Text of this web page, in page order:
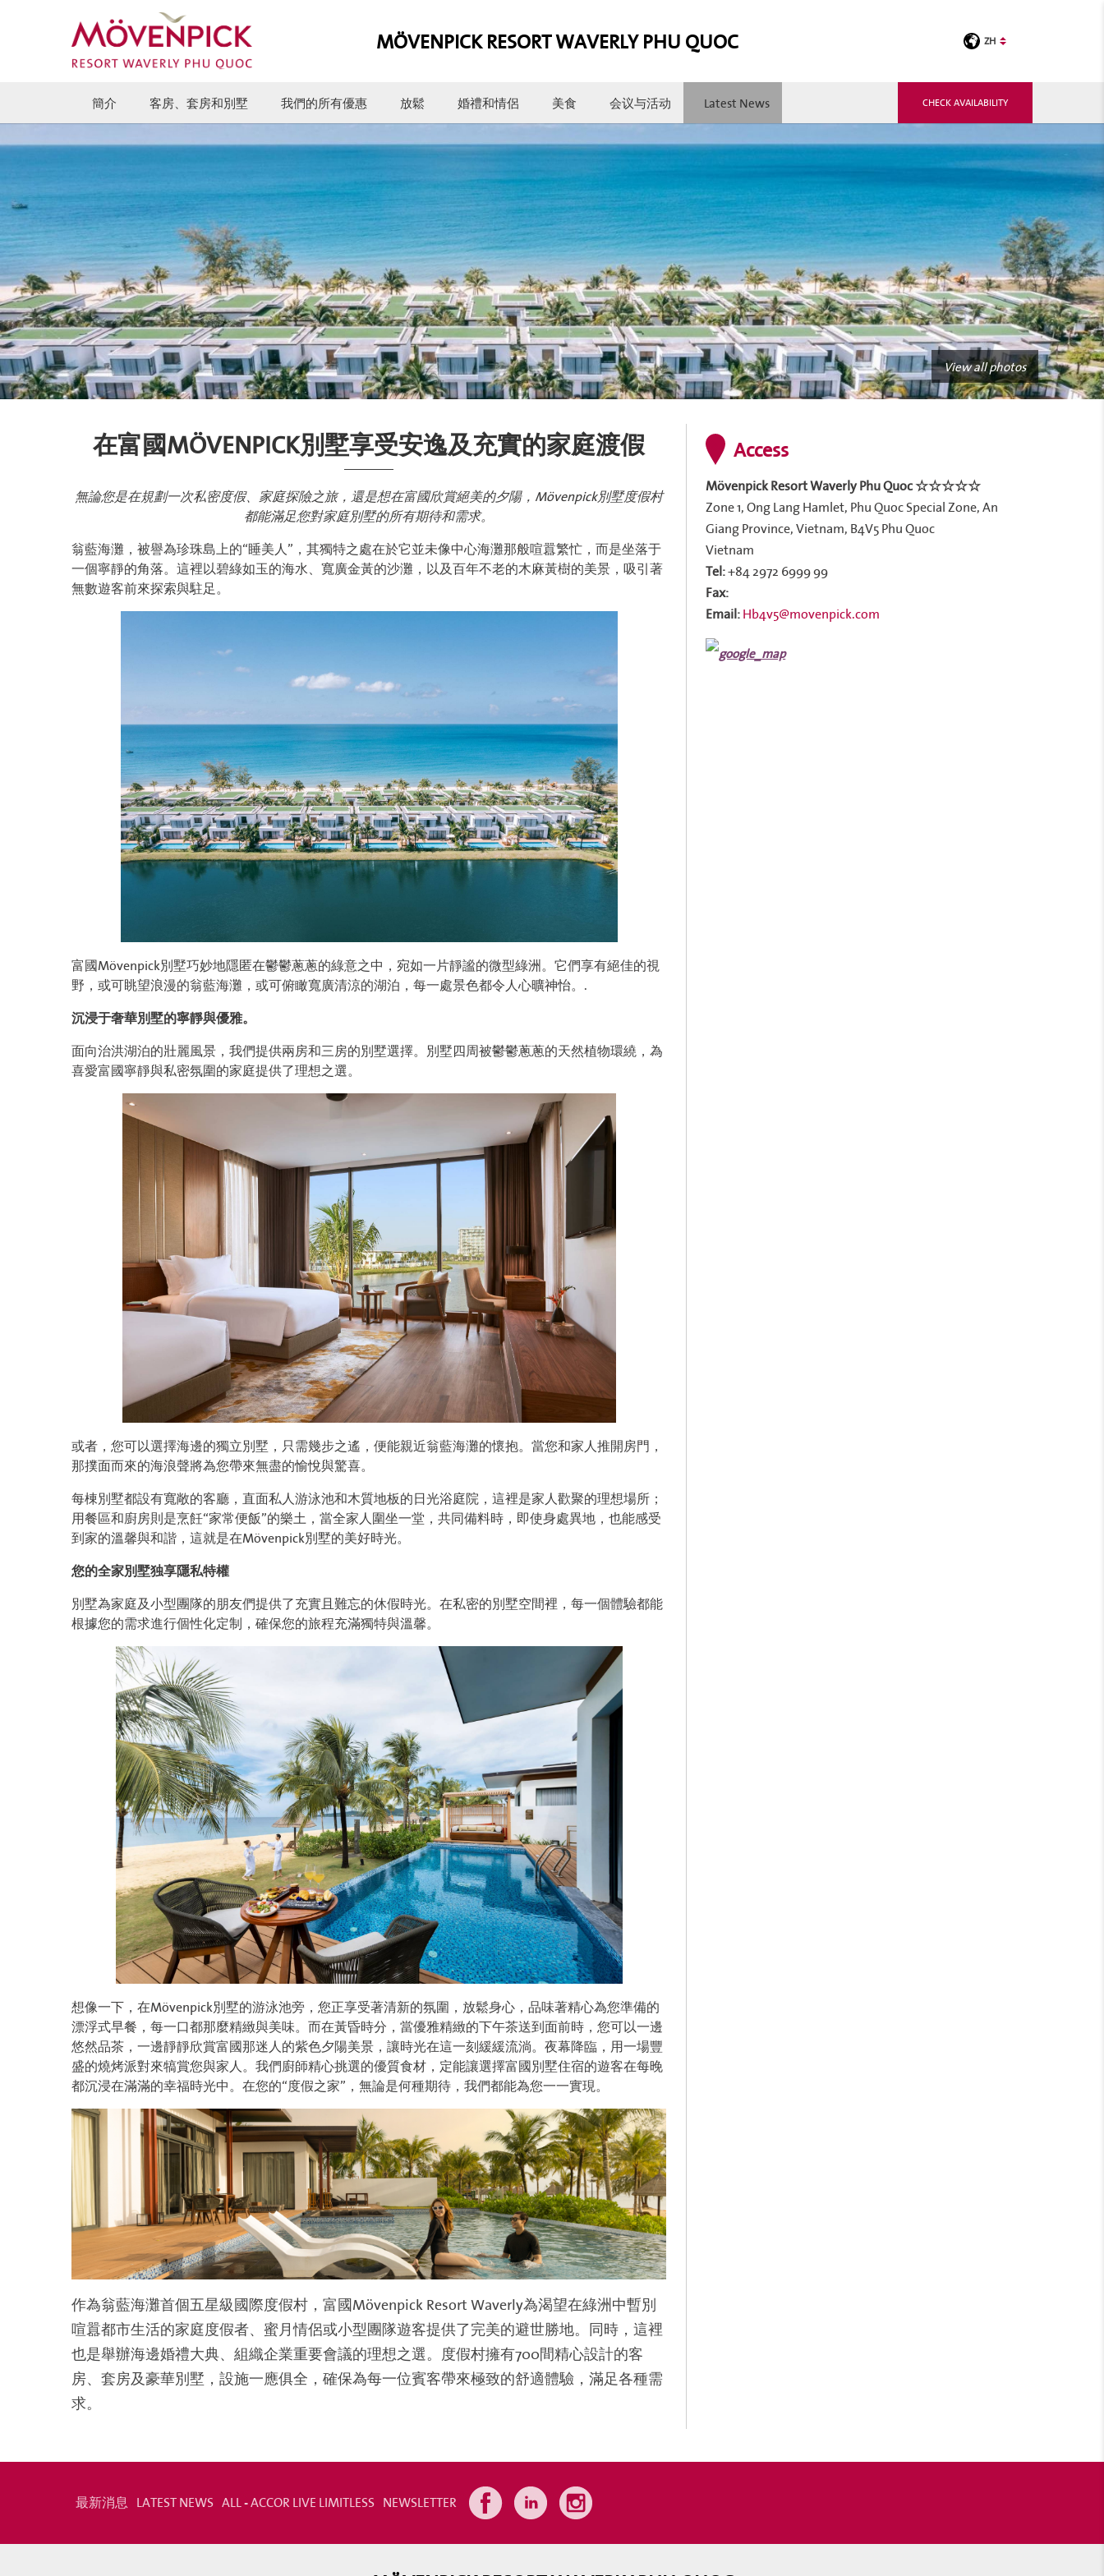
MÖVENPICK RESORT WAVERLY PHU QUOC ZH
簡介 客房、套房和別墅 我們的所有優惠 放鬆 婚禮和情侶 美食 会议与活动 Latest News CHECK AVAILABILITY
View all photos
在富國MÖVENPICK別墅享受安逸及充實的家庭渡假
無論您是在規劃一次私密度假、家庭探險之旅，還是想在富國欣賞絕美的夕陽，Mövenpick別墅度假村
都能滿足您對家庭別墅的所有期待和需求。
翁藍海灘，被譽為珍珠島上的“睡美人”，其獨特之處在於它並未像中心海灘那般喧囂繁忙，而是坐落于
一個寧靜的角落。這裡以碧綠如玉的海水、寬廣金黃的沙灘，以及百年不老的木麻黃樹的美景，吸引著
無數遊客前來探索與駐足。
富國Mövenpick別墅巧妙地隱匿在鬱鬱蔥蔥的綠意之中，宛如一片靜謐的微型綠洲。它們享有絕佳的視
野，或可眺望浪漫的翁藍海灘，或可俯瞰寬廣清涼的湖泊，每一處景色都令人心曠神怡。.
沉浸于奢華別墅的寧靜與優雅。
面向治洪湖泊的壯麗風景，我們提供兩房和三房的別墅選擇。別墅四周被鬱鬱蔥蔥的天然植物環繞，為
喜愛富國寧靜與私密氛圍的家庭提供了理想之選。
或者，您可以選擇海邊的獨立別墅，只需幾步之遙，便能親近翁藍海灘的懷抱。當您和家人推開房門，
那撲面而來的海浪聲將為您帶來無盡的愉悅與驚喜。
每棟別墅都設有寬敞的客廳，直面私人游泳池和木質地板的日光浴庭院，這裡是家人歡聚的理想場所；
用餐區和廚房則是烹飪“家常便飯”的樂土，當全家人圍坐一堂，共同備料時，即使身處異地，也能感受
到家的溫馨與和諧，這就是在Mövenpick別墅的美好時光。
您的全家別墅独享隱私特權
別墅為家庭及小型團隊的朋友們提供了充實且難忘的休假時光。在私密的別墅空間裡，每一個體驗都能
根據您的需求進行個性化定制，確保您的旅程充滿獨特與溫馨。
想像一下，在Mövenpick別墅的游泳池旁，您正享受著清新的氛圍，放鬆身心，品味著精心為您準備的
漂浮式早餐，每一口都那麼精緻與美味。而在黃昏時分，當優雅精緻的下午茶送到面前時，您可以一邊
悠然品茶，一邊靜靜欣賞富國那迷人的紫色夕陽美景，讓時光在這一刻緩緩流淌。夜幕降臨，用一場豐
盛的燒烤派對來犒賞您與家人。我們廚師精心挑選的優質食材，定能讓選擇富國別墅住宿的遊客在每晚
都沉浸在滿滿的幸福時光中。在您的“度假之家”，無論是何種期待，我們都能為您一一實現。
作為翁藍海灘首個五星級國際度假村，富國Mövenpick Resort Waverly為渴望在綠洲中暫別
喧囂都市生活的家庭度假者、蜜月情侶或小型團隊遊客提供了完美的避世勝地。同時，這裡
也是舉辦海邊婚禮大典、組織企業重要會議的理想之選。度假村擁有700間精心設計的客
房、套房及豪華別墅，設施一應俱全，確保為每一位賓客帶來極致的舒適體驗，滿足各種需
求。
Access
Mövenpick Resort Waverly Phu Quoc ☆☆☆☆☆
Zone 1, Ong Lang Hamlet, Phu Quoc Special Zone, An
Giang Province, Vietnam, B4V5 Phu Quoc
Vietnam
Tel:+84 2972 6999 99
Fax:
Email:Hb4v5@movenpick.com
最新消息 LATEST NEWS ALL - ACCOR LIVE LIMITLESS NEWSLETTER